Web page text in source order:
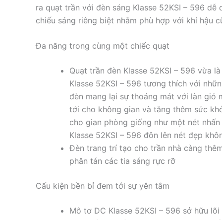
ra quạt trần với đèn sáng Klasse 52KSI – 596
chiếu sáng riêng biệt nhằm phù hợp với khí hậu
Đa năng trong cùng một chiếc quạt
Quạt trần đèn Klasse 52KSI – 596 vừa
Klasse 52KSI – 596 tương thích với
đèn mang lại sự thoáng mát với làn gió
tới cho không gian và tăng thêm sức
cho gian phòng giống như một nét
Klasse 52KSI – 596 đôn lên nét đẹp
Đèn trang trí tạo cho trần nhà càng
phân tán các tia sáng rực rỡ
Cấu kiện bền bỉ đem tới sự yên tâm
Mô tơ DC Klasse 52KSI – 596 sở hữu